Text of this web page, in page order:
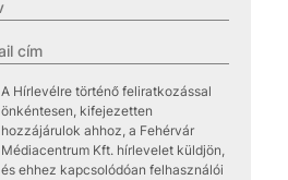
A Hírlevélre történő feliratkozással
önkéntesen, kifejezetten
hozzájárulok ahhoz, a Fehérvár
Médiacentrum Kft. hírlevelet küldjön,
és ehhez kapcsolódóan felhasználói